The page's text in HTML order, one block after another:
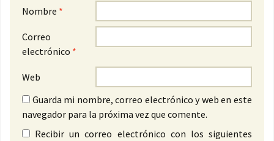
Nombre *
Correo
electrónico *
Web
Guarda mi nombre, correo electrónico y web en este
navegador para la próxima vez que comente.
Recibir un correo electrónico con los siguientes